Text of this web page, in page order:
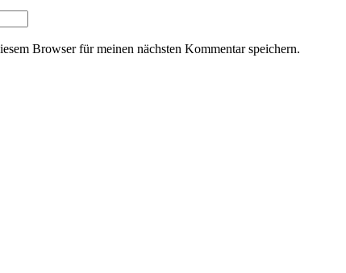
Browser für meinen nächsten Kommentar speichern.